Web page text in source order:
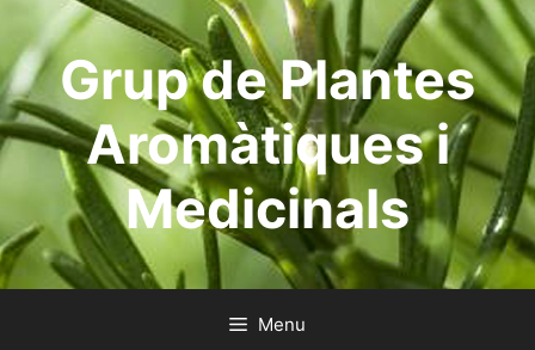
contentGrup de Plantes
Aromàtiques i
Medicinals
Menu